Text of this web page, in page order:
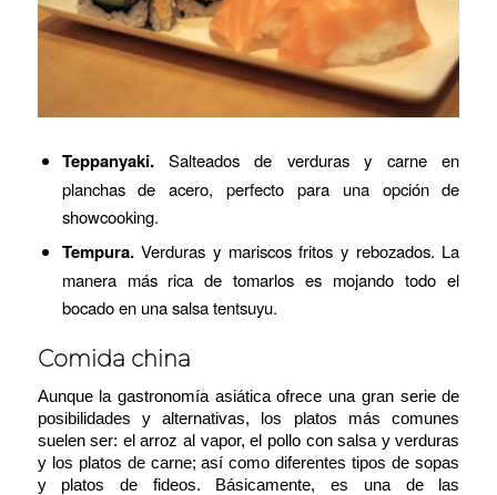
Teppanyaki.Salteados de verduras y carne en
planchas de acero, perfecto para una opción de
showcooking.
Tempura.Verduras y mariscos fritos y rebozados. La
manera más rica de tomarlos es mojando todo el
bocado en una salsa tentsuyu.
Comida china
Aunque la gastronomía asiática ofrece una gran serie de
posibilidades y alternativas, los platos más comunes
suelen ser: el arroz al vapor, el pollo con salsa y verduras
y los platos de carne; así como diferentes tipos de sopas
y platos de fideos. Básicamente, es una de las